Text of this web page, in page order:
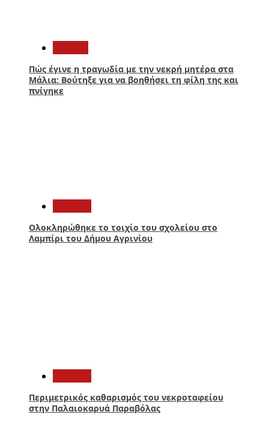
Πώς έγινε η τραγωδία με την νεκρή μητέρα στα
Μάλια: Βούτηξε για να βοηθήσει τη φίλη της και
πνίγηκε
Ολοκληρώθηκε το τοιχίο του σχολείου στο
Λαμπίρι του Δήμου Αγρινίου
Περιμετρικός καθαρισμός του νεκροταφείου
στην Παλαιοκαρυά Παραβόλας